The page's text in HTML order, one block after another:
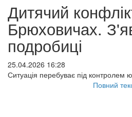
Дитячий
Брюховичах.
подробиці
25.04.2026 16:28
Ситуація перебуває під контролем
Повний